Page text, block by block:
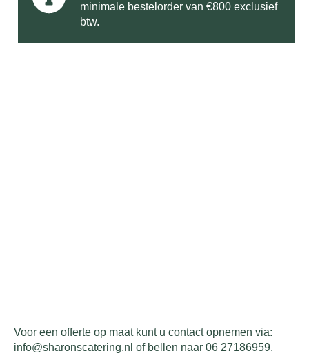
minimale bestelorder van €800 exclusief
btw.
Voor een offerte op maat kunt u contact opnemen via:
info@sharonscatering.nl of bellen naar 06 27186959.